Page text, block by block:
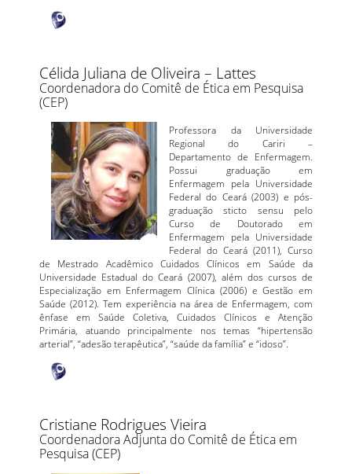
Célida Juliana de Oliveira – Lattes
Coordenadora do Comitê de Ética em Pesquisa
(CEP)
Professora da Universidade
Regional do Cariri –
Departamento de Enfermagem.
Possui graduação em
Enfermagem pela Universidade
Federal do Ceará (2003) e pós-
graduação sticto sensu pelo
Curso de Doutorado em
Enfermagem pela Universidade
Federal do Ceará (2011), Curso
de Mestrado Acadêmico Cuidados Clínicos em Saúde da
Universidade Estadual do Ceará (2007), além dos cursos de
Especialização em Enfermagem Clínica (2006) e Gestão em
Saúde (2012). Tem experiência na área de Enfermagem, com
ênfase em Saúde Coletiva, Cuidados Clínicos e Atenção
Primária, atuando principalmente nos temas “hipertensão
arterial”, “adesão terapêutica”, “saúde da família” e “idoso”.
Cristiane Rodrigues Vieira
Coordenadora Adjunta do Comitê de Ética em
Pesquisa (CEP)